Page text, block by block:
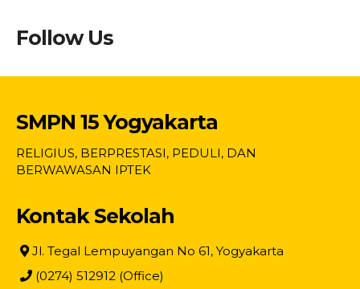
Follow Us
SMPN 15 Yogyakarta
RELIGIUS, BERPRESTASI, PEDULI, DAN
BERWAWASAN IPTEK
Kontak Sekolah
Jl. Tegal Lempuyangan No 61, Yogyakarta
(0274) 512912 (Office)